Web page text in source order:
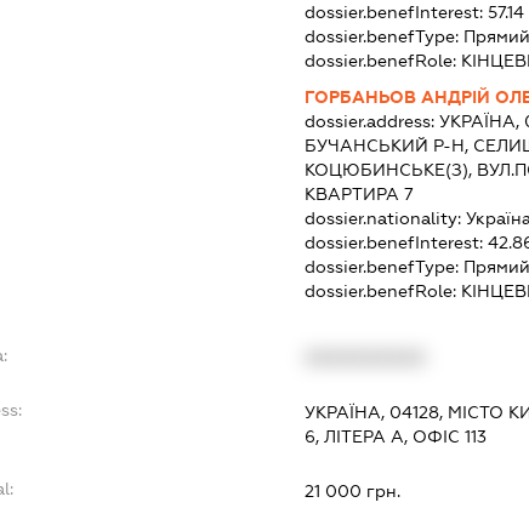
dossier.benefInterest: 57.14
dossier.benefType:
dossier.benefRole:
ГОРБАНЬОВ АНДРІЙ
dossier.address: УКРАЇНА,
БУЧАНСЬКИЙ Р-Н,
КОЦЮБИНСЬКЕ(З),
КВАРТИРА 7
dossier.nationality: Україна
dossier.benefInterest:
dossier.benefType:
dossier.benefRole:
УКРАЇНА, 04128, МІСТО
6, ЛІТЕРА А, ОФІС 113
21 000 грн.